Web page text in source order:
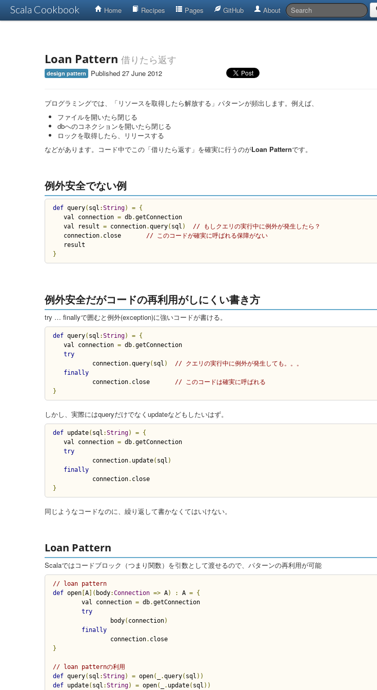
Scala Cookbook Home Recipes Pages GitHub About
Loan Pattern 借りたら返す
design pattern Published 27 June 2012
プログラミングでは、「リソースを取得したら解放する」パターンが頻出します。例えば、
ファイルを開いたら閉じる
dbへのコネクションを開いたら閉じる
ロックを取得したら、リリースする
などがあります。コード中でこの「借りたら返す」を確実に行うのがLoan Patternです。
例外安全でない例
def query( sql :String) = {
   val connection
= db.getConnection
   val result
= connection.query( sql )
// もしクエリの実行中に例外が発生したら？
   connection
. close // このコードが確実に呼ばれる保障がない
}
例外安全だがコードの再利用がしにくい書き方
try … finallyで囲むと例外(exception)に強いコードが書ける。
def query( sql :String) = {
   val connection
= db.getConnection
try
	   connection
.query( sql )
// クエリの実行中に例外が発生しても。。。
finally
	   connection
. close // このコードは確実に呼ばれる
}
しかし、実際にはqueryだけでなくupdateなどもしたいはず。
def update( sql :String) = {
   val connection
= db.getConnection
try
	   connection
. update( sql )
finally
	   connection
.
}
同じようなコードなのに、繰り返して書かなくてはいけない。
Loan Pattern
Scalaではコードブロック（つまり関数）を引数として渡せるので、パターンの再利用が可能
// loan pattern
def open A ]( body:Connection => A) : A = {
	val connection
= db.getConnection
try
		body
( connection)
finally
		connection
.
}
// loan patternの利用
def query( sql :String) = open( .query( sql ))
def update( sql :String) = open( . update( sql ))